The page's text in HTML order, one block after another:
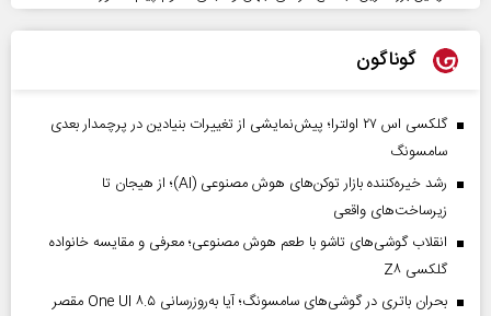
گوناگون
گلکسی اس ۲۷ اولترا؛ پیش‌نمایشی از تغییرات بنیادین در پرچمدار بعدی
سامسونگ
رشد خیره‌کننده بازار توکن‌های هوش مصنوعی (AI)؛ از هیجان تا
زیرساخت‌های واقعی
انقلاب گوشی‌های تاشو‌ با طعم هوش مصنوعی؛ معرفی و مقایسه خانواده
گلکسی Z۸
بحران باتری در گوشی‌های سامسونگ؛ آیا به‌روزرسانی One UI ۸.۵ مقصر